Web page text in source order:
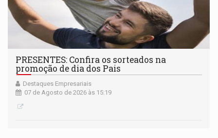
PRESENTES: Confira os sorteados na
promoção de dia dos Pais
Destaques Empresariais
07 de Agosto de 2026 às 15:19